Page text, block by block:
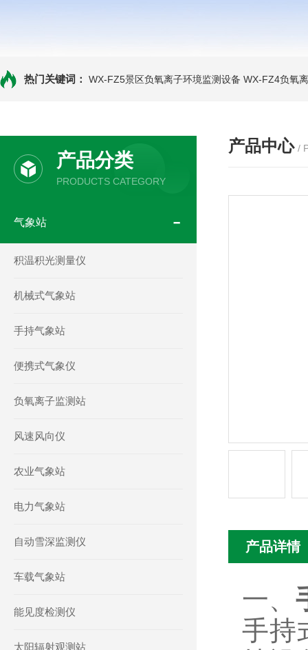
热门关键词： WX-FZ5景区负氧离子环境监测设备 WX-FZ4负氧
产品分类
PRODUCTS CATEGORY
气象站
积温积光测量仪
机械式气象站
手持气象站
便携式气象仪
负氧离子监测站
风速风向仪
农业气象站
电力气象站
自动雪深监测仪
车载气象站
能见度检测仪
太阳辐射观测站
产品中心 /
产品详情
一、
手持